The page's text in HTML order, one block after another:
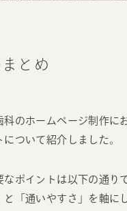
とめ
科のホームページ制作に
ついて紹介しました。
なポイントは以下の通りで
と「通いやすさ」を軸に